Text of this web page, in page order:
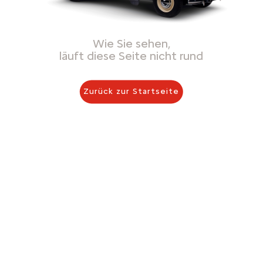
Wie Sie sehen,
läuft diese Seite nicht rund
Zurück zur Startseite